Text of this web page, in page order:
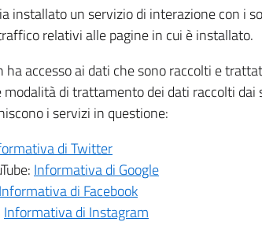
installato un servizio di interazione con i
relativi alle pagine in cui è installato.
ha accesso ai dati che sono raccolti e
modalità di trattamento dei dati raccolti
i servizi in questione:
di Twitter
Informativa di Google
Informativa di Facebook
Informativa di Instagram